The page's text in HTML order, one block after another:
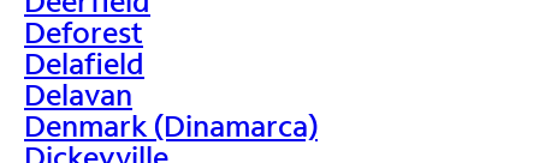
Deforest
Delafield
Delavan
Denmark (Dinamarca)